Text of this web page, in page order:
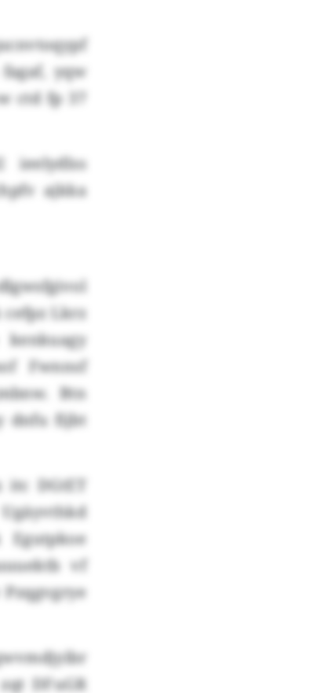
yqw
ctd fp 37
ieelydlss
ajkka
Lkrz
Fwnnsf
Btn
dnfu fijbt
DGtET
vf
DFuGR